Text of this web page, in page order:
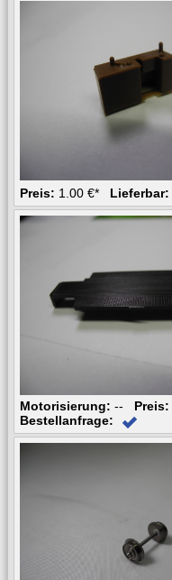
Preis: 1.00 €* Lieferbar:
Motorisierung: -- Preis:
Bestellanfrage: